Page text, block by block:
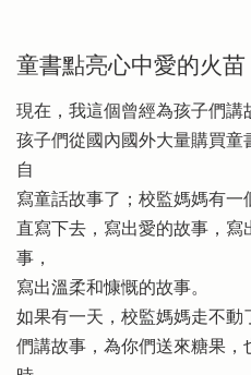
童書點亮心中愛的火苗
現在，我這個曾經為孩子們講
孩子們從國內國外大量購買童
自
寫童話故事了；校監媽媽有
直寫下去，寫出愛的故事，
事，
寫出溫柔和慷慨的故事。
如果有一天，校監媽媽走不
們講故事，為你們送來糖果，